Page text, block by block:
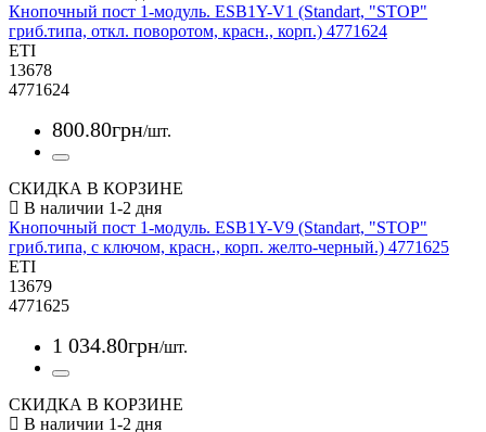
Кнопочный пост 1-модуль. ESB1Y-V1 (Standart, "STOP"
гриб.типа, откл. поворотом, красн., корп.) 4771624
ETI
13678
4771624
800.80грн/шт.
СКИДКА В КОРЗИНЕ
Кнопочный пост 1-модуль. ESB1Y-V9 (Standart, "STOP"
гриб.типа, с ключом, красн., корп. желто-черный.) 4771625
ETI
13679
4771625
1 034.80грн/шт.
СКИДКА В КОРЗИНЕ